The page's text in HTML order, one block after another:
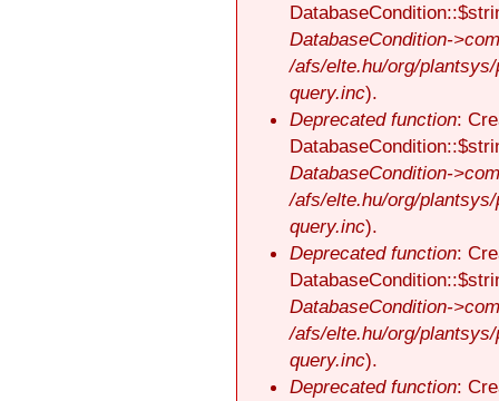
DatabaseCondition-
/afs/elte.hu/org/
query.inc).
Deprecated function:
DatabaseCondition-
/afs/elte.hu/org/
query.inc).
Deprecated function:
DatabaseCondition-
/afs/elte.hu/org/
query.inc).
Deprecated function: